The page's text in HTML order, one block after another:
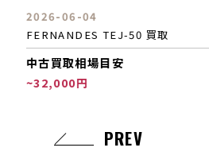
います。またダイレクトスイッチ
よりクリアなサウンドを奏でる
PREV
2026-06-04
FERNANDES RST-50
中古買取相場目安
~71,000円